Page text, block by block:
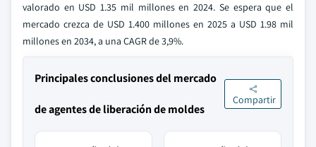
valorado en USD 1.35 mil millones en 2024. Se espera que el
mercado crezca de USD 1.400 millones en 2025 a USD 1.98 mil
millones en 2034, a una CAGR de 3,9%.
Principales conclusiones del mercado
de agentes de liberación de moldes
Compartir